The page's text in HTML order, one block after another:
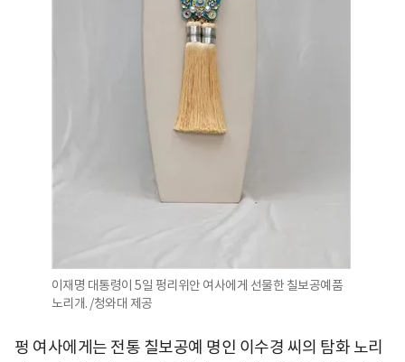
이재명 대통령이 5일 펑리위안 여사에게 선물한 칠보공예품
노리개. /청와대 제공
펑 여사에게는 전통 칠보공예 명인 이수경 씨의 탐화 노리